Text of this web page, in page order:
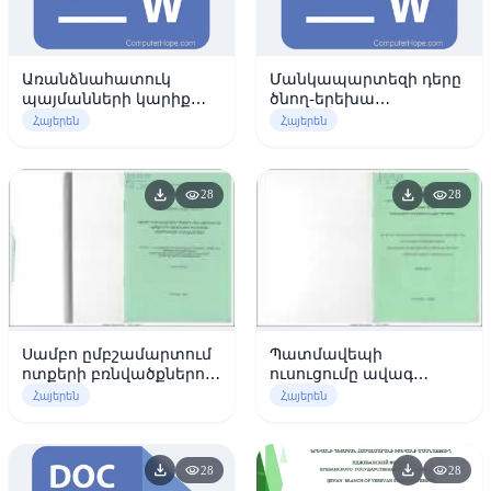
Առանձնահատուկ
պայմանների կարիք
ունեցող երեխաների
Հայերեն
Մանկապարտեզի դերը
ծնող-երեխա
ներդաշնակ
Հայերեն
download visibility28
Սամբո ըմբշամարտում
ոտքերի բռնվածքներով
կատարվող գցումների
Հայերեն
download visibility28
Պատմավեպի
ուսուցումը ավագ
դպրոցում
Հայերեն
download visibility28 download visibility28